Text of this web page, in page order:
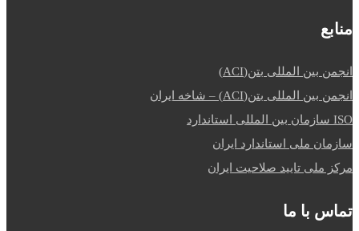
منابع
انجمن بین المللی بتن(ACI)
انجمن بین المللی بتن(ACI) – شاخه ایران
ISO سازمان بین المللی استاندارد
سازمان ملی استاندارد ایران
مرکز ملی تایید صلاحیت ایران
تماس با ما